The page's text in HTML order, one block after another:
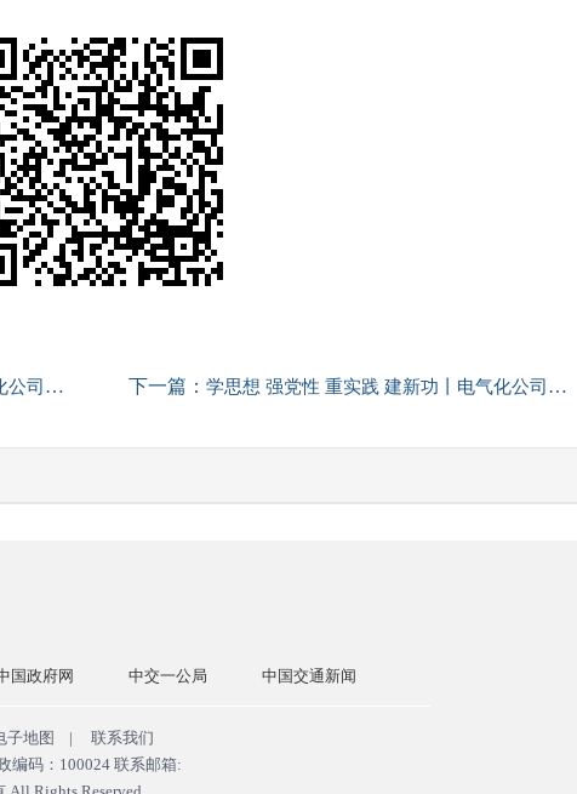
教育① 下一篇： 学思想 强党性 重实践 建新功丨电气化公司各党支部扎实开展主题教育②
中交一公局 中国交通新闻 中国交建网
子地图 |
联系我们
编码：100024 联系邮箱: